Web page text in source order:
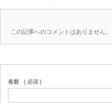
この記事へのコメントはありません。
名前 ( 必須 )